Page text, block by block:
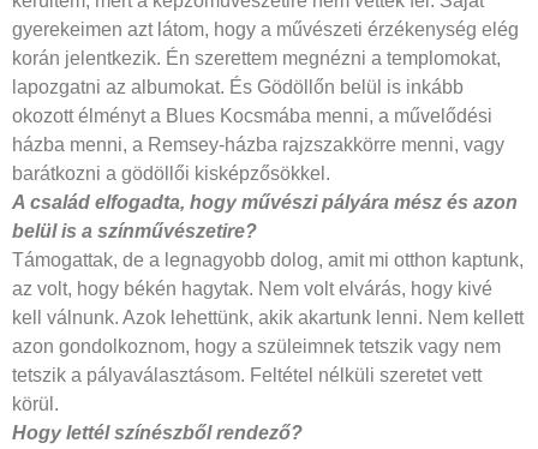
gyerekeimen azt látom, hogy a művészeti érzékenység elég
korán jelentkezik. Én szerettem megnézni a templomokat,
lapozgatni az albumokat. És Gödöllőn belül is inkább
okozott élményt a Blues Kocsmába menni, a művelődési
házba menni, a Remsey-házba rajzszakkörre menni, vagy
barátkozni a gödöllői kisképzősökkel.
A család elfogadta, hogy művészipályára mész és azon
belül is a színművészetire?
Támogattak, de a legnagyobb dolog, amit mi otthon kaptunk,
az volt, hogy békén hagytak. Nem volt elvárás, hogy kivé
kell válnunk. Azok lehettünk, akik akartunk lenni. Nem kellett
azon gondolkoznom, hogy a szüleimnek tetszik vagy nem
tetszik a pályaválasztásom. Feltétel nélküli szeretet vett
körül.
Hogy lettél színészből rendező?